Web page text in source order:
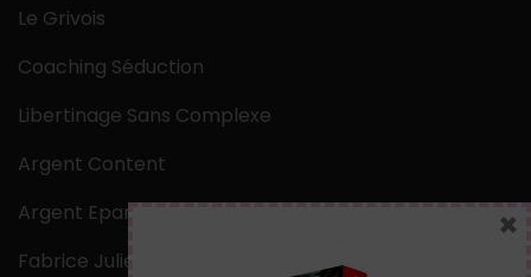
Le Grivois
Coaching Séduction
Libertinage Sans Complexe
Argent Content
Argent Epargne
Fabrice Julien
×